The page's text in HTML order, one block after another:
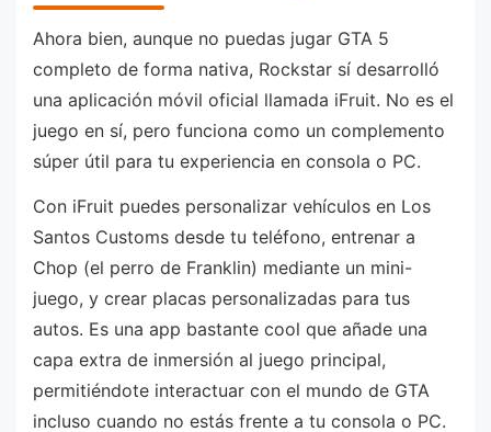
Ahora bien, aunque no puedas jugar GTA 5
completo de forma nativa, Rockstar sí desarrolló
una aplicación móvil oficial llamada iFruit. No es el
juego en sí, pero funciona como un complemento
súper útil para tu experiencia en consola o PC.
Con iFruit puedes personalizar vehículos en Los
Santos Customs desde tu teléfono, entrenar a
Chop (el perro de Franklin) mediante un mini-
juego, y crear placas personalizadas para tus
autos. Es una app bastante cool que añade una
capa extra de inmersión al juego principal,
permitiéndote interactuar con el mundo de GTA
incluso cuando no estás frente a tu consola o PC.